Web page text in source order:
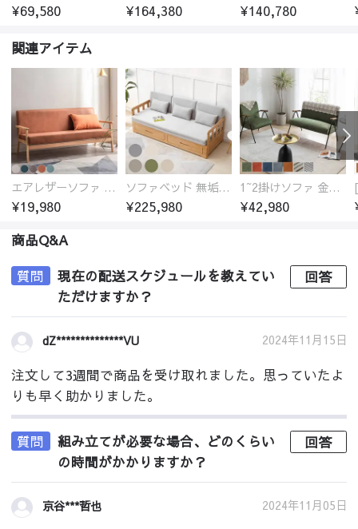
¥69,580 ¥164,380 ¥140,780
関連アイテム
エアレザーソファ おしゃれ 無地 1人用 二人掛け 3人掛け
¥19,980
ソファベッド 無垢材フレーム
¥225,980
1~2掛けソファ 金属フレーム 高反発ウレタン
¥42,980
商品Q&A
質問
現在の配送スケジュールを教えてい
ただけますか？
回答
dZ**************VU 2024年11月15日
注文して3週間で商品を受け取れました。思っていたよ
りも早く助かりました。
質問
組み立てが必要な場合、どのくらい
の時間がかかりますか？
回答
京谷***哲也 2024年11月05日